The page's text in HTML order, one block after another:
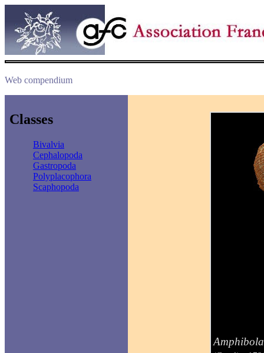
Web compendium
Classes
Bivalvia
Cephalopoda
Gastropoda
Polyplacophora
Scaphopoda